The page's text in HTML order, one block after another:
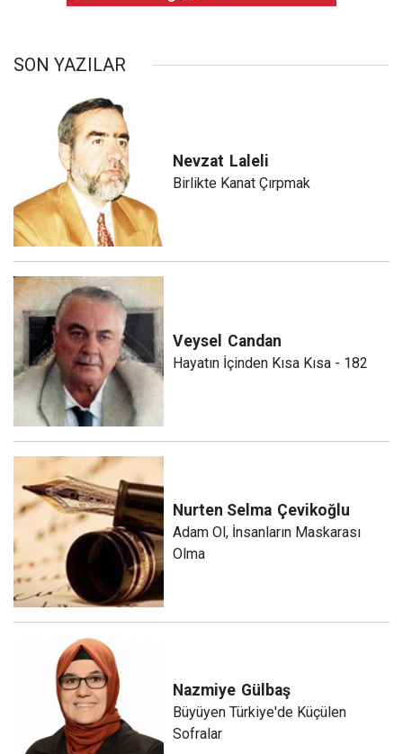
SON YAZILAR
Nevzat Laleli
Birlikte Kanat Çırpmak
Veysel Candan
Hayatın İçinden Kısa Kısa - 182
Nurten Selma Çevikoğlu
Adam Ol, İnsanların Maskarası
Olma
Nazmiye Gülbaş
Büyüyen Türkiye'de Küçülen
Sofralar